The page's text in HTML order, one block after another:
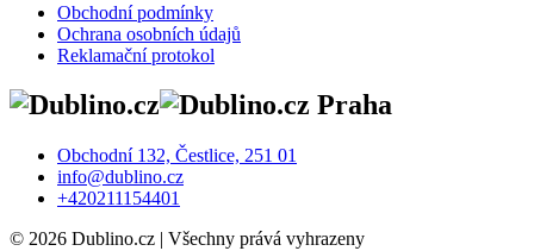
Obchodní podmínky
Ochrana osobních údajů
Reklamační protokol
Praha
Obchodní 132, Čestlice, 251 01
info@dublino.cz
+420211154401
© 2026 Dublino.cz | Všechny prává vyhrazeny